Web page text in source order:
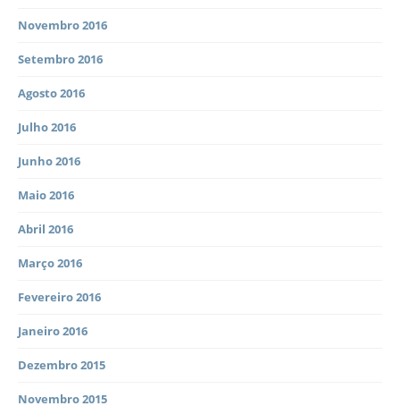
Novembro 2016
Setembro 2016
Agosto 2016
Julho 2016
Junho 2016
Maio 2016
Abril 2016
Março 2016
Fevereiro 2016
Janeiro 2016
Dezembro 2015
Novembro 2015